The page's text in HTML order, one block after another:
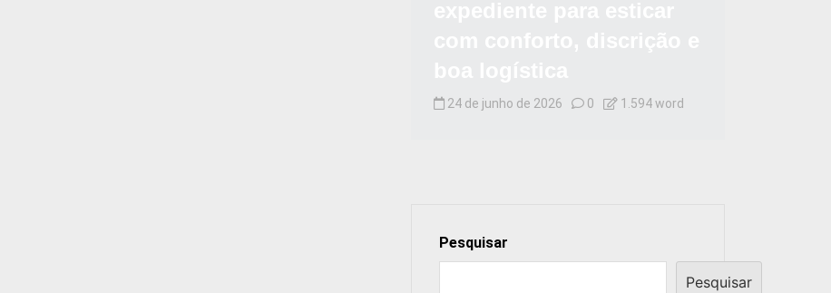
24 de junho de 2026 0 1.594 word
Pesquisar
Pesquisar